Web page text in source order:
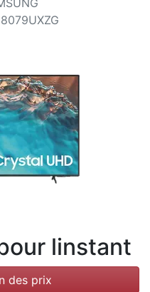
linstant
des prix